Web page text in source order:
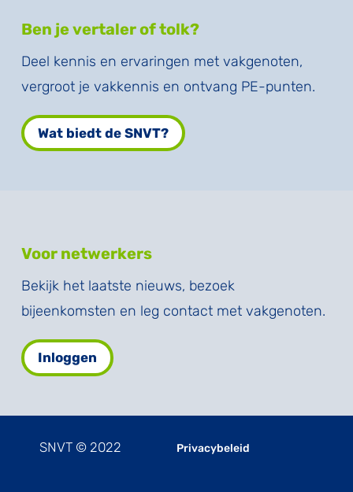
Ben je vertaler of tolk?
Deel kennis en ervaringen met vakgenoten,
vergroot je vakkennis en ontvang PE-punten.
Wat biedt de SNVT?
Voor netwerkers
Bekijk het laatste nieuws, bezoek
bijeenkomsten en leg contact met vakgenoten.
Inloggen
SNVT © 2022 Privacybeleid